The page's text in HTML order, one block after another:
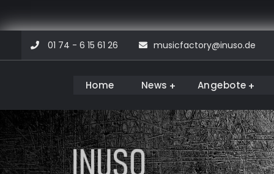
content
01 74 - 6 15 61 26 musicfactory@inuso.de
Musicfactory
Home News Angebote